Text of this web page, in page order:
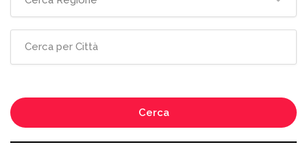
Cerca